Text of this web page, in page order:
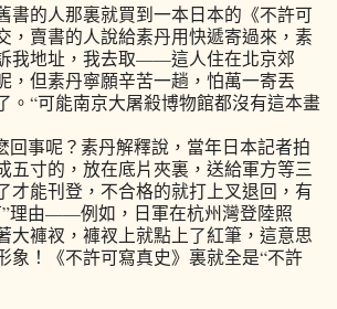
書的人那裏就買到一本日本的《不許可
，賣書的人說給素丹用快遞寄過來，素
我地址，我去取——這人住在北京郊
，但素丹寧願辛苦一趟，怕萬一寄丟
。“可能南京大屠殺博物館都沒有這本畫
回事呢？素丹解釋說，當年日本記者拍
五寸的，放在底片夾裏，送給軍方等三
才能刊登，不合格的就打上叉退回，有
”理由——例如，日軍在杭州灣登陸照
大褲衩，褲衩上就點上了紅筆，這意思
象！《不許可寫真史》裏就全是“不許